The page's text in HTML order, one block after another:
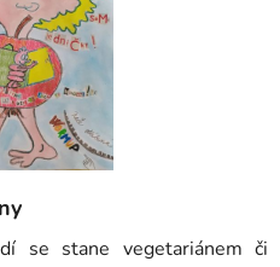
se stane vegetariánem či